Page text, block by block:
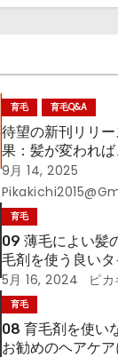
育毛 育毛Q&A
待望の新刊リリ
果：髪が変われ
る！』─その一本
を拓く
9月 14, 2025
育毛
09 薄毛によい髪
毛剤を使う良い
5月 16, 2024 ピ
育毛
08 育毛剤を使い
お勧めのヘアケ